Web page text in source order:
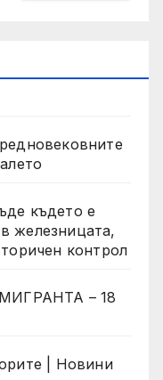
където е
железницата,
контрол
– 18
| Новини